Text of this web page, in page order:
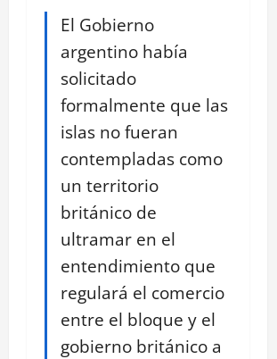
El Gobierno
argentino había
solicitado
formalmente que las
islas no fueran
contempladas como
un territorio
británico de
ultramar en el
entendimiento que
regulará el comercio
entre el bloque y el
gobierno británico a